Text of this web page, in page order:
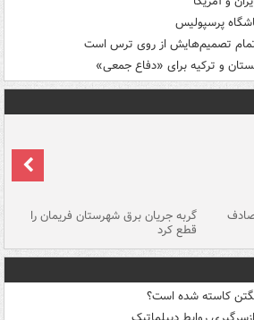
پرسپولیس
تمام تصمیم‌هایش از روی ترس است
و ترکیه برای «دفاع جمعی»
تصادف گربه جریان برق شهرستان فریمان را
قطع کرد
کاسته شده است؟